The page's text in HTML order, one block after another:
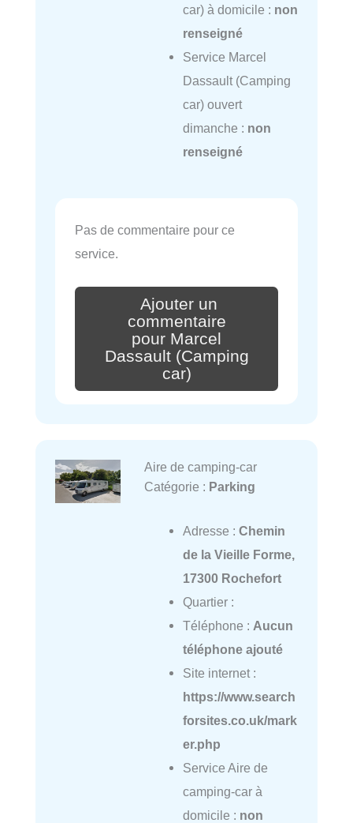
car) à domicile : non
renseigné
Service Marcel
Dassault (Camping
car) ouvert
dimanche : non
renseigné
Pas de commentaire pour ce
service.
Ajouter un
commentaire
pour Marcel
Dassault (Camping
car)
Aire de camping-car
Catégorie : Parking
Adresse : Chemin
de la Vieille Forme,
17300 Rochefort
Quartier :
Téléphone : Aucun
téléphone ajouté
Site internet :
https://www.search
forsites.co.uk/mark
er.php
Service Aire de
camping-car à
domicile : non